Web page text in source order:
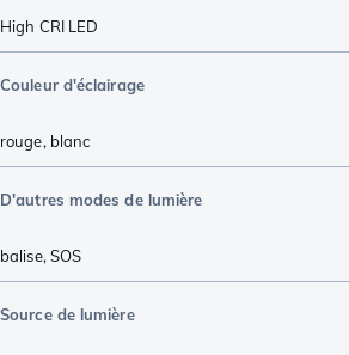
High CRI LED
Couleur d'éclairage
rouge, blanc
D'autres modes de lumière
balise,SOS
Source de lumière